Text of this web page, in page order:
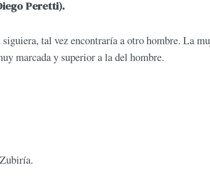
Peretti).
tal vez encontraría a otro hombre. La
marcada y superior a la del hombre.